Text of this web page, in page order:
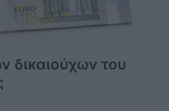
δικαιούχων του